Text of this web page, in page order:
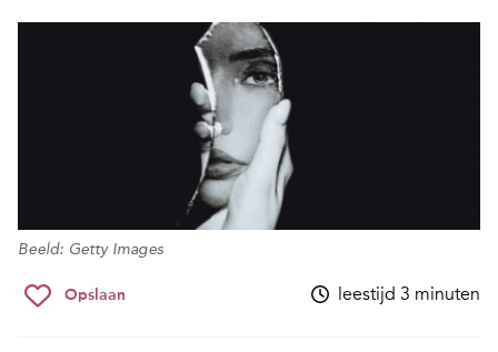
Beeld: Getty Images
Opslaan leestijd 3 minuten